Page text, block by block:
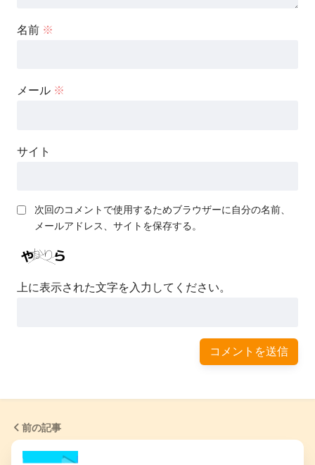
名前 ※
メール ※
サイト
次回のコメントで使用するためブラウザーに自分の名前、
メールアドレス、サイトを保存する。
上に表示された文字を入力してください。
前の記事